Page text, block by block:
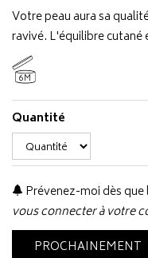
Votre peau aura sa
ravivé. L'équilibre cutané
6M
Quantité
Prévenez-moi dès
vous connecter à votre
PROCHAINEMENT